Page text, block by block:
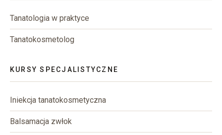
Tanatologia w praktyce
Tanatokosmetolog
KURSY SPECJALISTYCZNE
Iniekcja tanatokosmetyczna
Balsamacja zwłok